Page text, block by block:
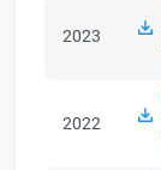
2023
2022